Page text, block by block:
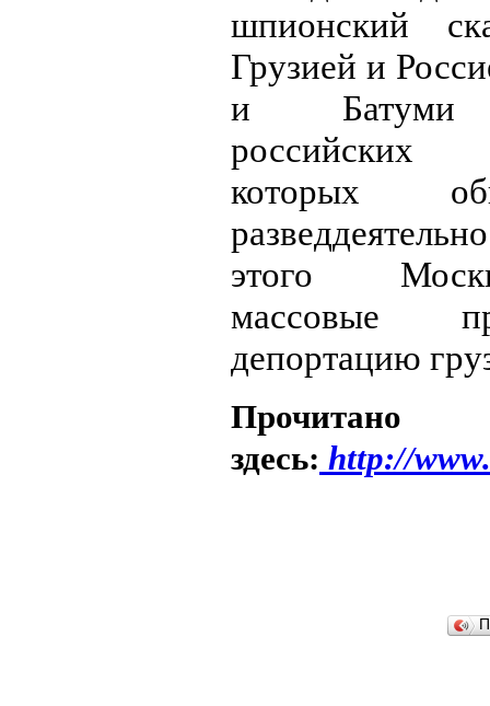
шпионский
Грузией и
и Батуми
которых
этого
массовые
депортацию
Прочитано
здесь: http://